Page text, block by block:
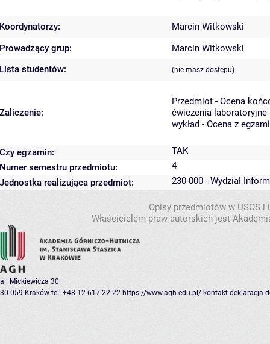
Koordynatorzy:
Marcin Witkowski
Prowadzący grup:
Marcin Witkowski
Lista studentów:
(nie masz dostępu)
Zaliczenie:
Przedmiot - Ocena
ćwiczenia laboratoryjne
wykład - Ocena z
Czy egzamin:
TAK
Numer semestru przedmiotu:
4
Jednostka realizująca przedmiot:
230-000 - Wydział
Opisy przedmiotów w USOS
Właścicielem praw autorskich jest
al. Mickiewicza 30
30-059 Kraków tel: +48 12 617 22 22 https://www.agh.edu.pl/ kontakt deklaracja